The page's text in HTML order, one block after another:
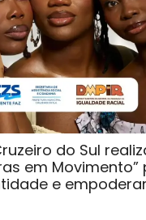
do Sul
em Movimento”
e